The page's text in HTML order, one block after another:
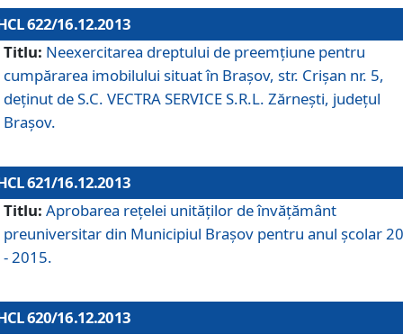
622/16.12.2013
Titlu: Neexercitarea dreptului de preemţiune pentru
cumpărarea imobilului situat în Braşov, str. Crişan nr. 5,
deţinut de S.C. VECTRA SERVICE S.R.L. Zărneşti, judeţul
Braşov.
621/16.12.2013
Titlu: Aprobarea reţelei unităţilor de învăţământ
preuniversitar din Municipiul Braşov pentru anul şcolar
- 2015.
620/16.12.2013